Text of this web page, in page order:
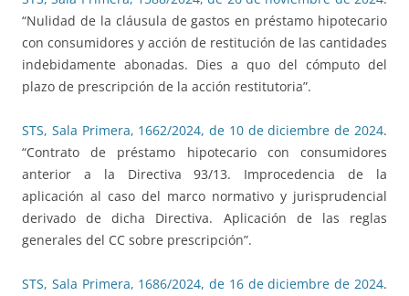
“Nulidad de la cláusula de gastos en préstamo hipotecario
con consumidores y acción de restitución de las cantidades
indebidamente abonadas. Dies a quo del cómputo del
plazo de prescripción de la acción restitutoria”.
STS, Sala Primera, 1662/2024, de 10 de diciembre de 2024.
“Contrato de préstamo hipotecario con consumidores
anterior a la Directiva 93/13. Improcedencia de la
aplicación al caso del marco normativo y jurisprudencial
derivado de dicha Directiva. Aplicación de las reglas
generales del CC sobre prescripción”.
STS, Sala Primera, 1686/2024, de 16 de diciembre de 2024.